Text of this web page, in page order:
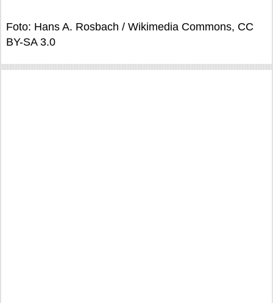
Foto: Hans A. Rosbach / Wikimedia Commons, CC
BY-SA 3.0